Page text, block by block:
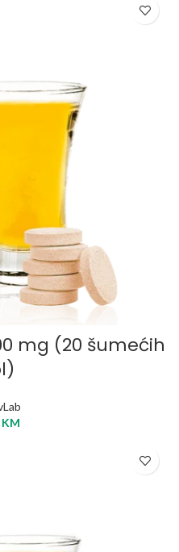
mg (20 šumećih
KM